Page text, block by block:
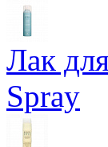
Лак
Spray